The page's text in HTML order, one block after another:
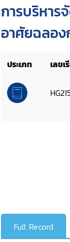
การบริหา
อาศัยฉลอ
ประเภท เลขเ
Full Record